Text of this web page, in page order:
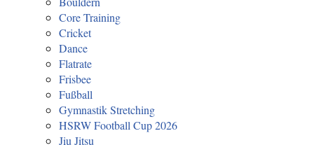
Core Training
Cricket
Dance
Flatrate
Frisbee
Fußball
Gymnastik Stretching
HSRW Football Cup 2026
Jiu Jitsu